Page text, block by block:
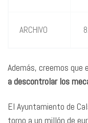
ARCHIVO
Además, creemos que
a descontrolar los
El Ayuntamiento de
torno a un millón de